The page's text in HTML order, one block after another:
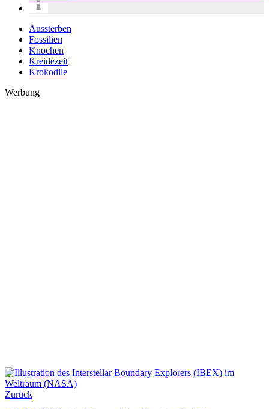
Aussterben
Fossilien
Knochen
Kreidezeit
Krokodile
Werbung
Zurück